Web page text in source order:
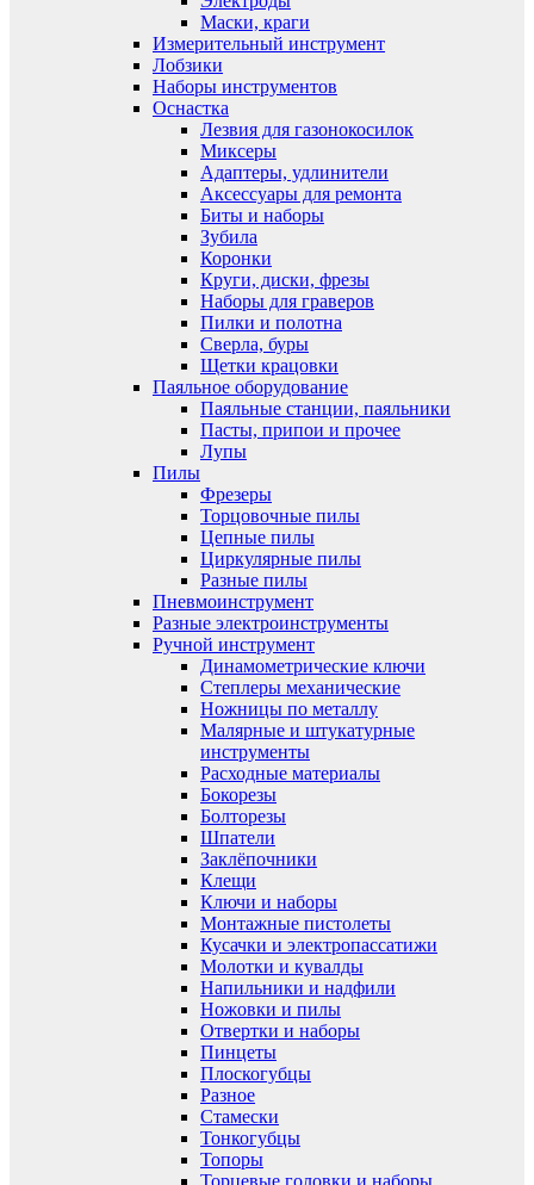
Маски, краги
Измерительный инструмент
Лобзики
Наборы инструментов
Оснастка
Лезвия для газонокосилок
Миксеры
Адаптеры, удлинители
Аксессуары для ремонта
Биты и наборы
Зубила
Коронки
Круги, диски, фрезы
Наборы для граверов
Пилки и полотна
Сверла, буры
Щетки крацовки
Паяльное оборудование
Паяльные станции, паяльники
Пасты, припои и прочее
Лупы
Пилы
Фрезеры
Торцовочные пилы
Цепные пилы
Циркулярные пилы
Разные пилы
Пневмоинструмент
Разные электроинструменты
Ручной инструмент
Динамометрические ключи
Степлеры механические
Ножницы по металлу
Малярные и штукатурные
инструменты
Расходные материалы
Бокорезы
Болторезы
Шпатели
Заклёпочники
Клещи
Ключи и наборы
Монтажные пистолеты
Кусачки и электропассатижи
Молотки и кувалды
Напильники и надфили
Ножовки и пилы
Отвертки и наборы
Пинцеты
Плоскогубцы
Разное
Стамески
Тонкогубцы
Топоры
Торцевые головки и наборы